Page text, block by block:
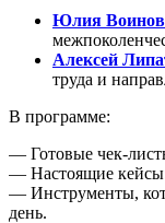
Юлия
Алексей
труда и
В программе:
— Готовые чек-
— Настоящие кейсы:
— Инструменты,
день.